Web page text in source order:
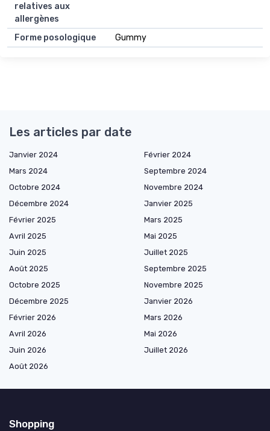
relatives aux
allergènes
Forme posologique Gummy
Les articles par date
Janvier 2024
Février 2024
Mars 2024
Septembre 2024
Octobre 2024
Novembre 2024
Décembre 2024
Janvier 2025
Février 2025
Mars 2025
Avril 2025
Mai 2025
Juin 2025
Juillet 2025
Août 2025
Septembre 2025
Octobre 2025
Novembre 2025
Décembre 2025
Janvier 2026
Février 2026
Mars 2026
Avril 2026
Mai 2026
Juin 2026
Juillet 2026
Août 2026
Shopping